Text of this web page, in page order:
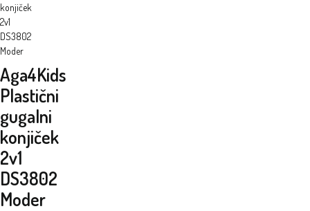
konjiček
2v1
DS3802
Moder
Aga4Kids
Plastični
gugalni
konjiček
2v1
DS3802
Moder